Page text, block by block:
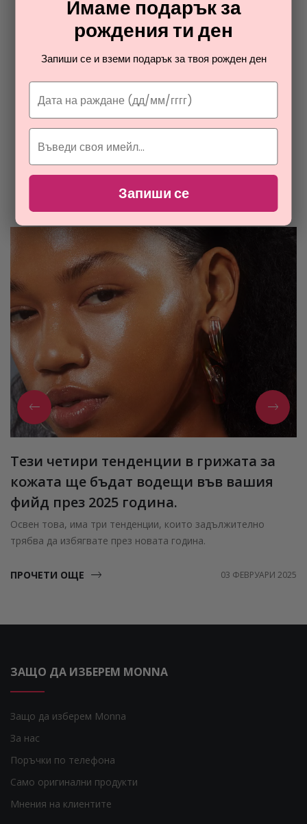
ПРОМОЦИЯ
SISLEY
SO INTENSE MASCARA
спирала за мигли за жени
48,44 €
ОТ РАЯ НА ПАРФЮМИТЕ И
КОЗМЕТИКАТА
Разгледайте най-новите ни тайни съвети за парфюмите и
Тези четири тенденции в грижата за
кожата ще бъдат водещи във вашия
фийд през 2025 година.
Освен това, има три тенденции, които задължително
трябва да избягвате през новата година.
ПРОЧЕТИ ОЩЕ 03 ФЕВРУАРИ 2025
ЗАЩО ДА ИЗБЕРЕМ MONNA
Защо да изберем Monna
За нас
Поръчки по телефона
Само оригинални продукти
Мнения на клиентите
Имаме подарък за
рождения ти ден
Запиши се и вземи подарък за твоя рожден ден
Запиши се